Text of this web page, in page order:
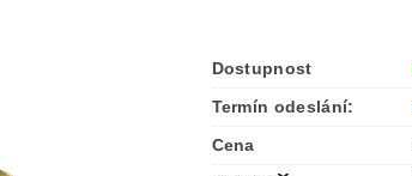
Dostupnost
Termín odeslání:
Cena